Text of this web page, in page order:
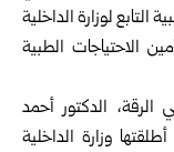
التابع لوزارة الداخلية
الاحتياجات الطبية
الدكتور أحمد
وزارة الداخلية